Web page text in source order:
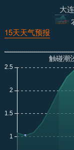
大
15天天气预报
触碰潮